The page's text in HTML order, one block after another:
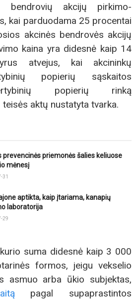
bendrovių akcijų pirkimo-
kai parduodama 25 procentai
akcinės bendrovės akcijų
kaina yra didesnė kaip 14
atvejus, kai akcininkų
popierių sąskaitos
popierių rinką
aktų nustatyta tvarka.
prevencinės priemonės šalies keliuose
mėnesį
31
aptikta, kaip įtariama, kanapių
laboratorija
29
suma didesnė kaip 3 000
formos, jeigu vekselio
asmuo arba ūkio subjektas,
pagal supaprastintos